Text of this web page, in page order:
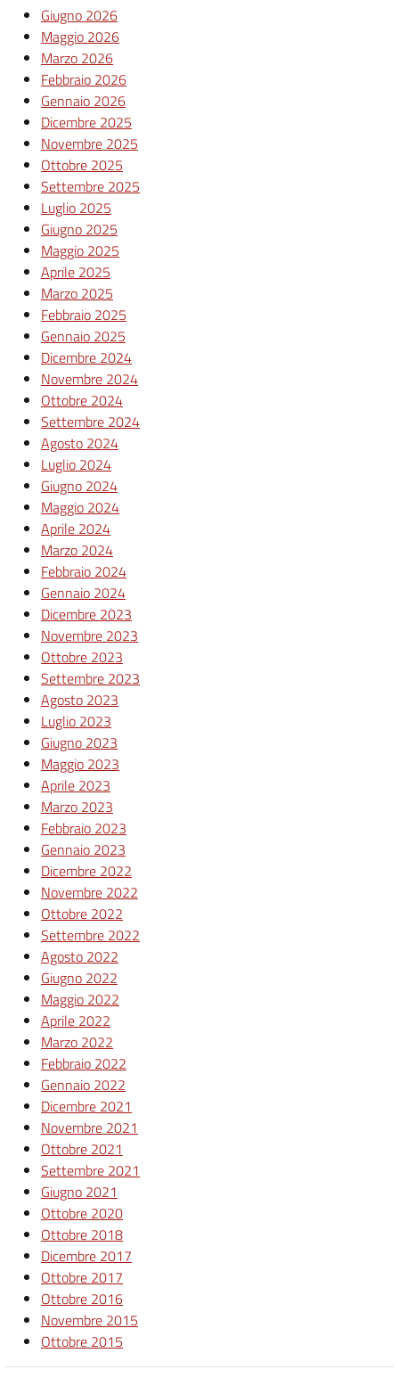
Giugno 2026
Maggio 2026
Marzo 2026
Febbraio 2026
Gennaio 2026
Dicembre 2025
Novembre 2025
Ottobre 2025
Settembre 2025
Luglio 2025
Giugno 2025
Maggio 2025
Aprile 2025
Marzo 2025
Febbraio 2025
Gennaio 2025
Dicembre 2024
Novembre 2024
Ottobre 2024
Settembre 2024
Agosto 2024
Luglio 2024
Giugno 2024
Maggio 2024
Aprile 2024
Marzo 2024
Febbraio 2024
Gennaio 2024
Dicembre 2023
Novembre 2023
Ottobre 2023
Settembre 2023
Agosto 2023
Luglio 2023
Giugno 2023
Maggio 2023
Aprile 2023
Marzo 2023
Febbraio 2023
Gennaio 2023
Dicembre 2022
Novembre 2022
Ottobre 2022
Settembre 2022
Agosto 2022
Giugno 2022
Maggio 2022
Aprile 2022
Marzo 2022
Febbraio 2022
Gennaio 2022
Dicembre 2021
Novembre 2021
Ottobre 2021
Settembre 2021
Giugno 2021
Ottobre 2020
Ottobre 2018
Dicembre 2017
Ottobre 2017
Ottobre 2016
Novembre 2015
Ottobre 2015